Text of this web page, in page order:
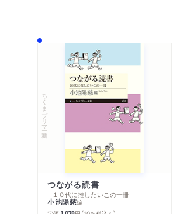
ちくまプリマー新書
つながる読書
─１０代に推したいこの一冊
小池陽慈編